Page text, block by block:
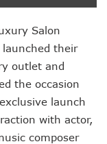
Salon
launched their
outlet and
the occasion
launch
with actor,
composer